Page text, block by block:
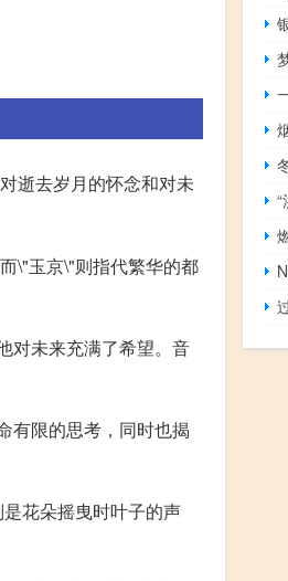
逝去岁月的怀念和对未
\"玉京\"则指代繁华的都
对未来充满了希望。音
有限的思考，同时也揭
花朵摇曳时叶子的声